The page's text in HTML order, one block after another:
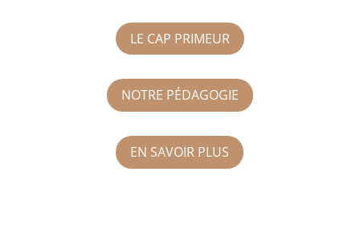
LE CAP PRIMEUR
NOTRE PÉDAGOGIE
EN SAVOIR PLUS